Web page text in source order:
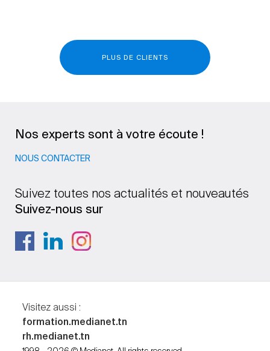
PLUS DE CLIENTS
Nos experts sont à votre écoute !
NOUS CONTACTER
Suivez toutes nos actualités et nouveautés
Suivez-nous sur
Visitez aussi :
formation.medianet.tn
rh.medianet.tn